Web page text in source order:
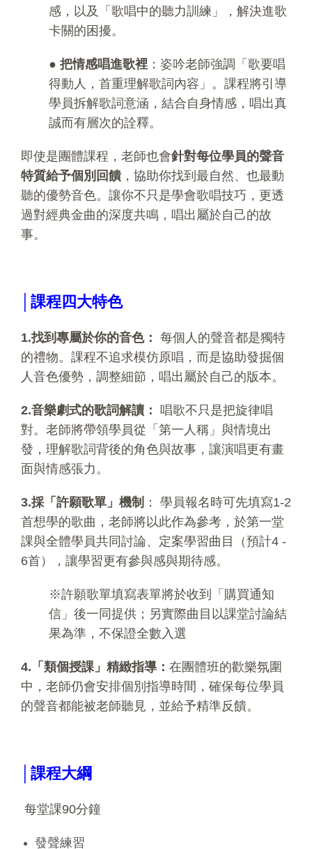
感，以及「歌唱中的聽力訓練」，解決進歌
卡關的困擾。
● 把情感唱進歌裡 ：姿吟老師強調「歌要唱
得動人，首重理解歌詞內容」。課程將引導
學員拆解歌詞意涵，結合自身情感，唱出真
誠而有層次的詮釋。
即使是團體課程，老師也會針對每位學員的聲音
特質給予個別回饋，協助你找到最自然、也最動
聽的優勢音色。讓你不只是學會歌唱技巧，更透
過對經典金曲的深度共鳴，唱出屬於自己的故
事。
│課程四大特色
1.找到專屬於你的音色： 每個人的聲音都是獨特
的禮物。課程不追求模仿原唱，而是協助發掘個
人音色優勢，調整細節，唱出屬於自己的版本。
2.音樂劇式的歌詞解讀： 唱歌不只是把旋律唱
對。老師將帶領學員從「第一人稱」與情境出
發，理解歌詞背後的角色與故事，讓演唱更有畫
面與情感張力。
3.採「許願歌單」機制 ： 學員報名時可先填寫1-2
首想學的歌曲，老師將以此作為參考，於第一堂
課與全體學員共同討論、定案學習曲目（預計4 -
6首），讓學習更有參與感與期待感。
※許願歌單填寫表單將於收到「購買通知
信」後一同提供；另實際曲目以課堂討論結
果為準，不保證全數入選
4.「類個授課」精緻指導： 在團體班的歡樂氛圍
中，老師仍會安排個別指導時間，確保每位學員
的聲音都能被老師聽見，並給予精準反饋。
│課程大綱
每堂課90分鐘
發聲練習